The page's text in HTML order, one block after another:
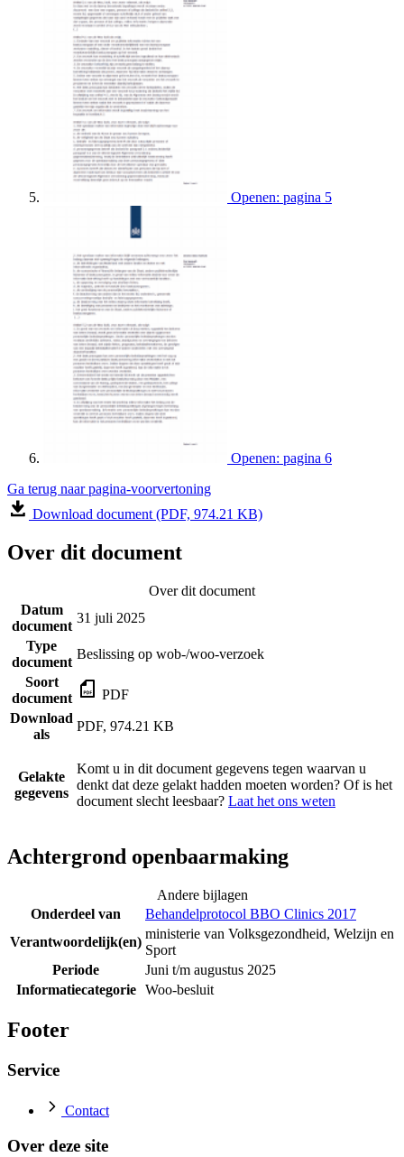
Openen: pagina 5
Openen: pagina 6
Ga terug naar pagina-voorvertoning
Download document (PDF, 974.21 KB)
Over dit document
Over dit document
Datum
document
31 juli 2025
Type
document
Beslissing op wob-/woo-verzoek
Soort
document
PDF
Download
als
PDF, 974.21 KB
Gelakte
gegevens
Komt u in dit document gegevens tegen waarvan u
denkt dat deze gelakt hadden moeten worden? Of is het
document slecht leesbaar? Laat het ons weten
Achtergrond openbaarmaking
Andere bijlagen
Onderdeel van
Behandelprotocol BBO Clinics 2017
Verantwoordelijk(en)
ministerie van Volksgezondheid, Welzijn en
Sport
Periode
Juni t/m augustus 2025
Informatiecategorie
Woo-besluit
Footer
Service
Contact
Over deze site